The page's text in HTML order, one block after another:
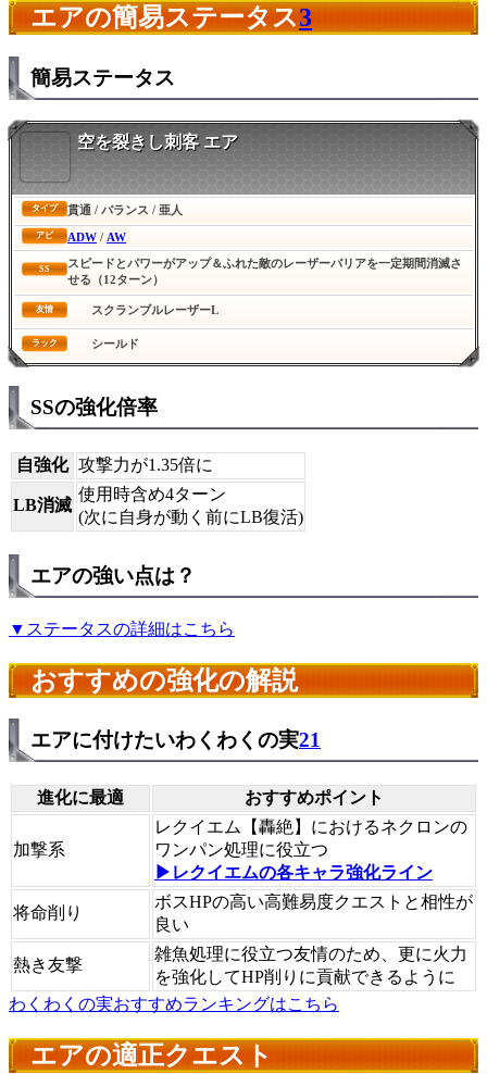
エアの簡易ステータス3
簡易ステータス
空を裂きし刺客 エア
タイプ 貫通 / バランス / 亜人
アビ ADW / AW
SS
スピードとパワーがアップ＆ふれた敵のレーザーバリアを一定期間消滅さ
せる（12ターン）
友情 スクランブルレーザーL
ラック シールド
SSの強化倍率
自強化 攻撃力が1.35倍に
LB消滅
使用時含め4ターン
(次に自身が動く前にLB復活)
エアの強い点は？
▼ステータスの詳細はこちら
おすすめの強化の解説
エアに付けたいわくわくの実21
進化に最適 おすすめポイント
加撃系
レクイエム【轟絶】におけるネクロンの
ワンパン処理に役立つ
▶レクイエムの各キャラ強化ライン
将命削り
ボスHPの高い高難易度クエストと相性が
良い
熱き友撃
雑魚処理に役立つ友情のため、更に火力
を強化してHP削りに貢献できるように
わくわくの実おすすめランキングはこちら
エアの適正クエスト